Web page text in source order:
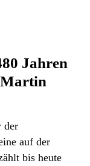
Jahren
der
auf der
bis heute